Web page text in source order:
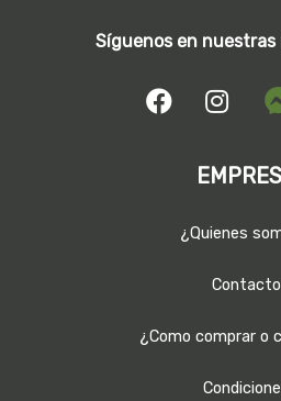
Síguenos en nuestras
¿Quienes
Contacto
¿Como comprar o